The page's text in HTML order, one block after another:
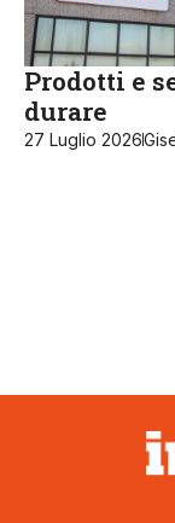
Prodotti e
durare
27 Luglio 2026